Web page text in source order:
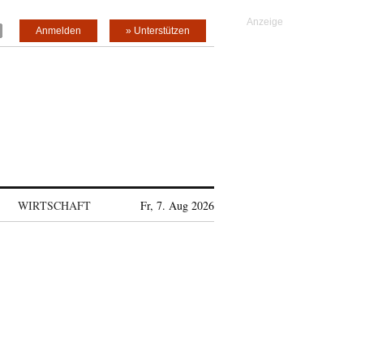
» Unterstützen
Anmelden
WIRTSCHAFT Fr, 7. Aug 2026